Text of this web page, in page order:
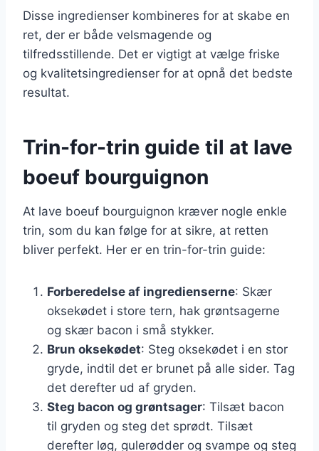
Disse ingredienser kombineres for at skabe en
ret, der er både velsmagende og
tilfredsstillende. Det er vigtigt at vælge friske
og kvalitetsingredienser for at opnå det bedste
resultat.
Trin-for-trin guide til at lave
boeuf bourguignon
At lave boeuf bourguignon kræver nogle enkle
trin, som du kan følge for at sikre, at retten
bliver perfekt. Her er en trin-for-trin guide:
Forberedelse af ingredienserne: Skær
oksekødet i store tern, hak grøntsagerne
og skær bacon i små stykker.
Brun oksekødet: Steg oksekødet i en stor
gryde, indtil det er brunet på alle sider. Tag
det derefter ud af gryden.
Steg bacon og grøntsager: Tilsæt bacon
til gryden og steg det sprødt. Tilsæt
derefter løg, gulerødder og svampe og steg